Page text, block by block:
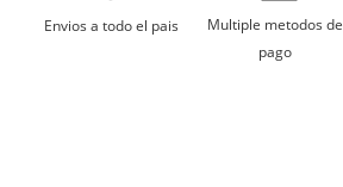
Planchar a temperatura moderada
Envios a todo el pais
Multiple metodos de
pago